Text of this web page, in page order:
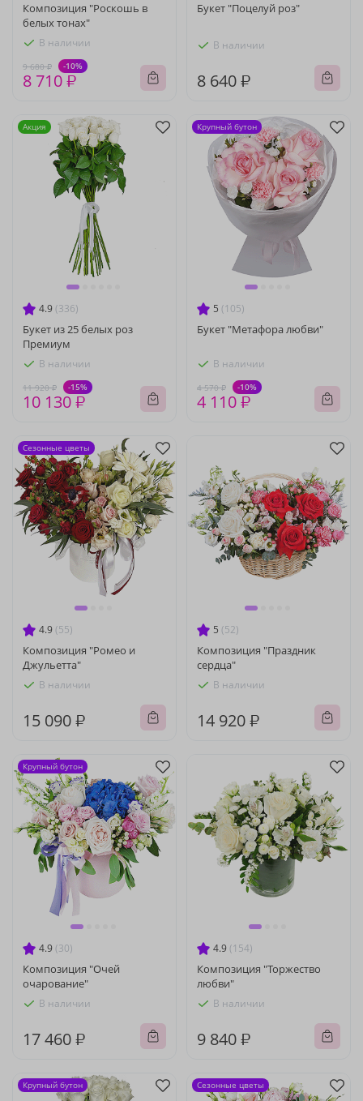
Композиция "Роскошь в
белых тонах"
В наличии
9 680 ₽ -10%
8 710 ₽
Букет "Поцелуй роз"
В наличии
8 640 ₽
4.9 (336)
Букет из 25 белых роз
Премиум
В наличии
11 920 ₽ -15%
10 130 ₽
Акция
5 (105)
Букет "Метафора любви"
В наличии
4 570 ₽ -10%
4 110 ₽
Крупный бутон
4.9 (55)
Композиция "Ромео и
Джульетта"
В наличии
15 090 ₽
Сезонные цветы
5 (52)
Композиция "Праздник
сердца"
В наличии
14 920 ₽
4.9 (30)
Композиция "Очей
очарование"
В наличии
17 460 ₽
Крупный бутон
4.9 (154)
Композиция "Торжество
любви"
В наличии
9 840 ₽
Крупный бутон Сезонные цветы